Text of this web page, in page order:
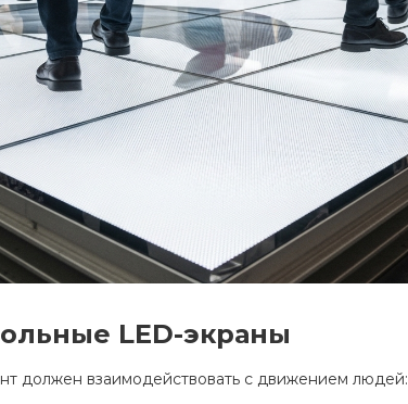
должен взаимодействовать с движением людей:
LED-экраны